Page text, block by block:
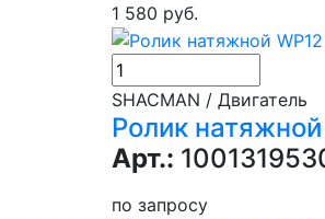
1 580 руб.
SHACMAN / Двигатель
Ролик
Арт.:
по запросу